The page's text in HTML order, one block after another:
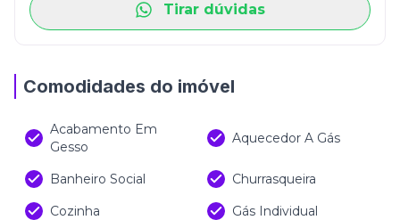
Tirar dúvidas
Comodidades do imóvel
Acabamento Em
Gesso
Aquecedor A Gás
Banheiro Social
Churrasqueira
Cozinha
Gás Individual